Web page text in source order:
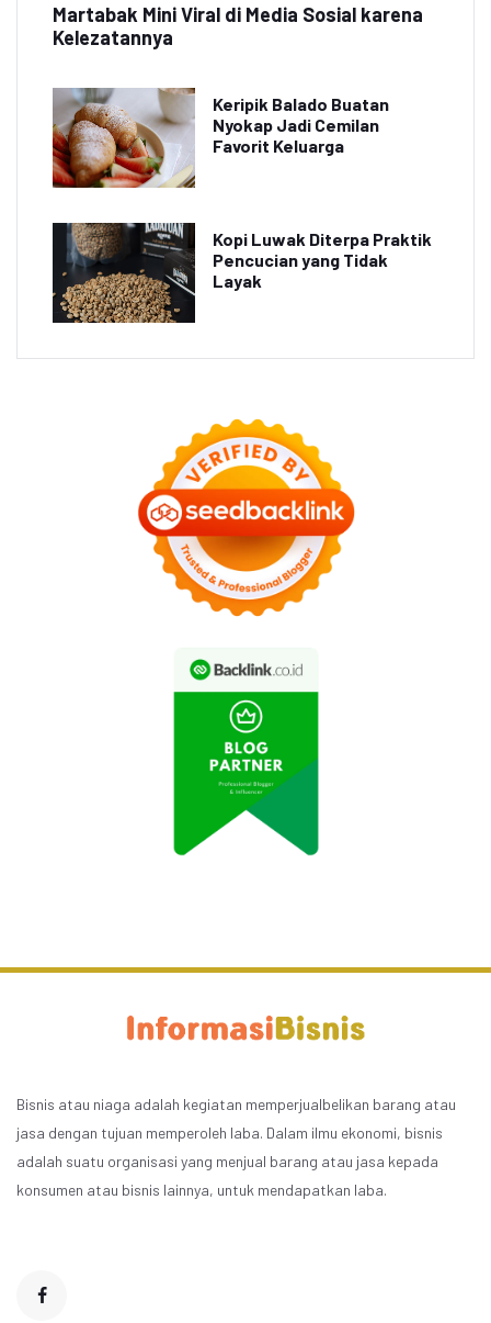
Martabak Mini Viral di Media Sosial karena
Kelezatannya
Keripik Balado Buatan
Nyokap Jadi Cemilan
Favorit Keluarga
Kopi Luwak Diterpa Praktik
Pencucian yang Tidak
Layak
Bisnis atau niaga adalah kegiatan memperjualbelikan barang atau
jasa dengan tujuan memperoleh laba. Dalam ilmu ekonomi, bisnis
adalah suatu organisasi yang menjual barang atau jasa kepada
konsumen atau bisnis lainnya, untuk mendapatkan laba.